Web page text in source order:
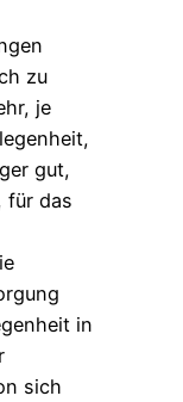
zu
je
gut,
für das
in
sich